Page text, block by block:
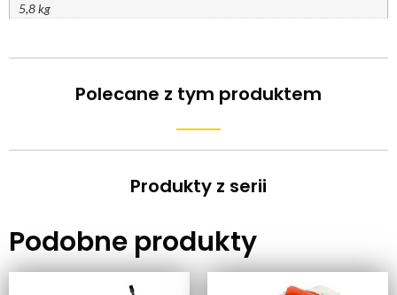
5,8 kg
Polecane z tym produktem
Produkty z serii
Podobne produkty